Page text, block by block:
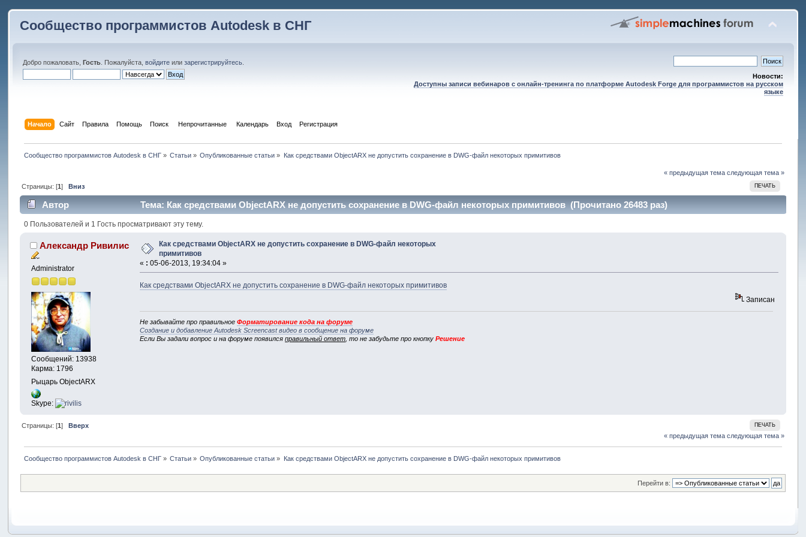
Сообщество программистов Autodesk в СНГ
Добро пожаловать,Гость . Пожалуйста,войдите илизарегистрируйтесь
Новости:
Доступны записи вебинаров с онлайн-тренинга по платформе Autodesk Forge для программистов на русском
языке
Начало Сайт Правила Помощь Поиск Непрочитанные Календарь Вход Регистрация
Сообщество программистов Autodesk в СНГ» Статьи » Опубликованные статьи » Как средствами ObjectARX не допустить сохранение в DWG-файл некоторых примитивов
« предыдущая тема следующая тема »
ПЕЧАТЬ
Страницы: [1] Вниз
Автор Тема: Как средствами ObjectARX не допустить сохранение в DWG-файл некоторых примитивов (Прочитано 26483 раз)
0 Пользователей и 1 Гость просматривают эту тему.
Александр Ривилис
Administrator
Сообщений: 13938
Карма: 1796
Рыцарь ObjectARX
Skype:
Как средствами ObjectARX не допустить сохранение в DWG-файл некоторых
примитивов
« : 05-06-2013, 19:34:04 »
Как средствами ObjectARX не допустить сохранение в DWG-файл некоторых примитивов
Записан
Не забывайте про правильноеФорматирование кода на форуме
Создание и добавление Autodesk Screencast видео в сообщение на форуме
Если Вы задали вопрос и на форуме появилсяправильный ответ , то не забудьте про кнопкуРешение
ПЕЧАТЬ
Страницы: [1] Вверх
« предыдущая тема следующая тема »
Сообщество программистов Autodesk в СНГ» Статьи » Опубликованные статьи » Как средствами ObjectARX не допустить сохранение в DWG-файл некоторых примитивов
Перейти в: